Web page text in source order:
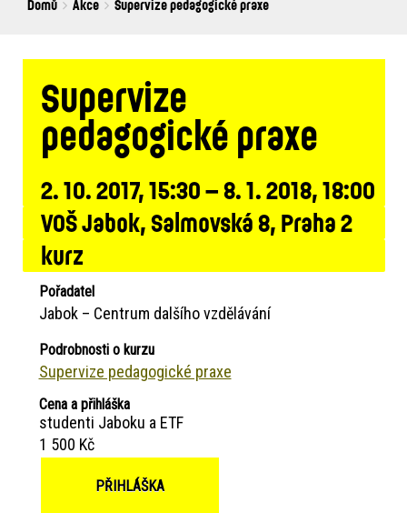
Breadcrumbs
You
Domů Akce Supervize pedagogické praxe
Supervize
pedagogické praxe
2. 10. 2017, 15:30 – 8. 1. 2018, 18:00
VOŠ Jabok, Salmovská 8, Praha 2
kurz
Pořadatel
Jabok – Centrum dalšího vzdělávání
Podrobnosti o kurzu
Supervize pedagogické praxe
Cena a přihláška
studenti Jaboku a ETF
1 500 Kč
PŘIHLÁŠKA